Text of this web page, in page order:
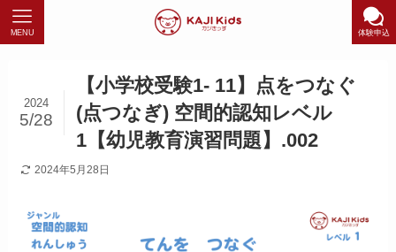
体験申込
MENU
【小学校受験1- 11】点をつなぐ
(点つなぎ) 空間的認知レベル
1【幼児教育演習問題】.002
2024
5/28
2024年5月28日